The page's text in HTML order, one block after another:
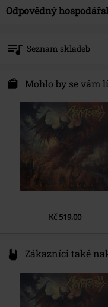
Hudební žánr
Kapela
Typ výrobku
Odpovědný
Alter Wandrahm 14
20457 Hamburg
Seznam skladeb
In Abeyance
Godless Deceiver
Flayed The Swine
Praise The Filth
Mohlo by se vám
Kč 519,00
Zákazníci také